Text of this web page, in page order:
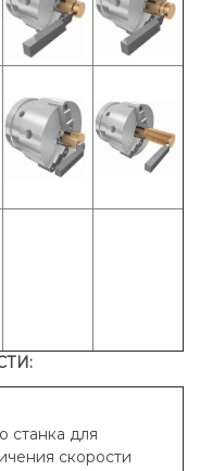
станка для
скорости